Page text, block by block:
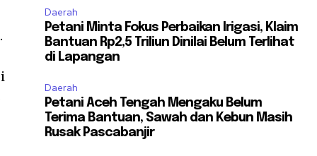
Daerah
Petani Minta Fokus Perbaikan Irigasi, Klaim
Bantuan Rp2,5 Triliun Dinilai Belum Terlihat
di Lapangan
Daerah
Petani Aceh Tengah Mengaku Belum
Terima Bantuan, Sawah dan Kebun Masih
Rusak Pascabanjir